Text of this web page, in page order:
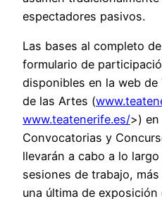
espectadores pasivos.
Las bases al completo
formulario de
disponibles en la web de
de las Artes (
www.teatenerife.es/>)
Convocatorias y
llevarán a cabo a lo
sesiones de trabajo,
una última de